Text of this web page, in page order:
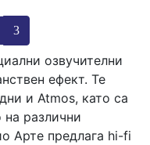
3
озвучителни
ефект. Те
и Atmos, като са
на различни
Арте предлага hi-fi